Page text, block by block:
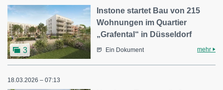
3
Instone startet Bau von 215
Wohnungen im Quartier
„Grafental“ in Düsseldorf
Ein Dokument mehr
18.03.2026 – 07:13